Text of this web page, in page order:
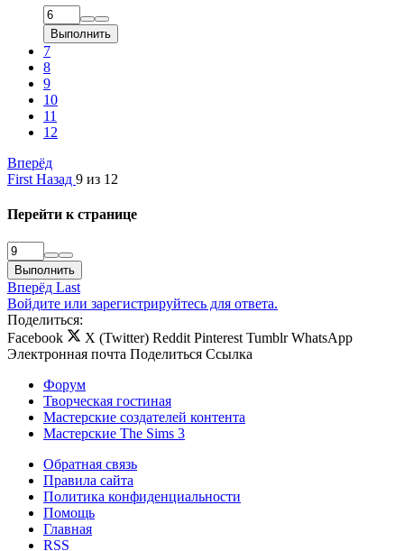
Выполнить
7
8
9
10
11
12
Вперёд
First Назад 9 из 12
Перейти к странице
Выполнить
Вперёд Last
Войдите или зарегистрируйтесь для ответа.
Поделиться:
Facebook
X (Twitter) Reddit Pinterest Tumblr WhatsApp
Электронная почта Поделиться Ссылка
Форум
Творческая гостиная
Мастерские создателей контента
Мастерские The Sims 3
Обратная связь
Правила сайта
Политика конфиденциальности
Помощь
Главная
RSS